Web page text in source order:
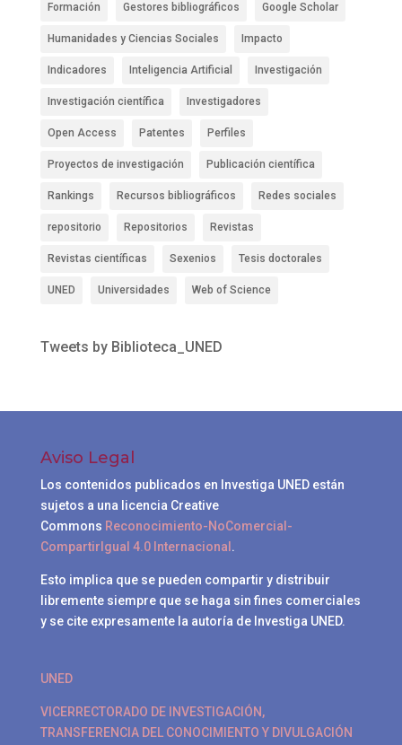
Formación Gestores bibliográficos Google Scholar
Humanidades y Ciencias Sociales Impacto
Indicadores Inteligencia Artificial Investigación
Investigación científica Investigadores
Open Access Patentes Perfiles
Proyectos de investigación Publicación científica
Rankings Recursos bibliográficos Redes sociales
repositorio Repositorios Revistas
Revistas científicas Sexenios Tesis doctorales
UNED Universidades Web of Science
Tweets by Biblioteca_UNED
Aviso Legal
Los contenidos publicados en Investiga UNED están
sujetos a una licencia Creative
Commons Reconocimiento-NoComercial-
CompartirIgual 4.0 Internacional .
Esto implica que se pueden compartir y distribuir
libremente siempre que se haga sin fines comerciales
y se cite expresamente la autoría de Investiga UNED.
UNED
VICERRECTORADO DE INVESTIGACIÓN,
TRANSFERENCIA DEL CONOCIMIENTO Y DIVULGACIÓN